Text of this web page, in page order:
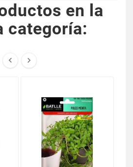
en la
categoría:
 